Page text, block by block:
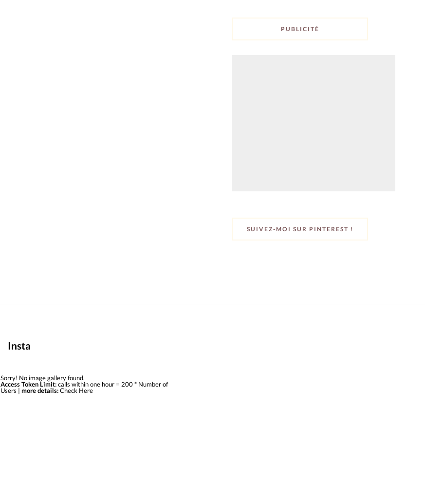
PUBLICITÉ
SUIVEZ-MOI SUR PINTEREST !
Insta
Sorry! No image gallery found.
Access Token Limit:calls within one hour = 200 * Number of
Users | more details: Check Here